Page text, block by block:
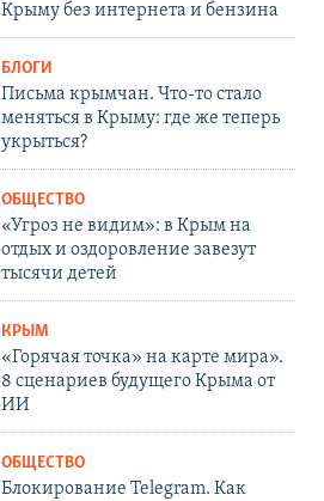
Крыму без интернета и бензина
БЛОГИ
Письма крымчан. Что-то стало
меняться в Крыму: где же теперь
укрыться?
ОБЩЕСТВО
«Угроз не видим»: в Крым на
отдых и оздоровление завезут
тысячи детей
КРЫМ
«Горячая точка» на карте мира».
8 сценариев будущего Крыма от
ИИ
ОБЩЕСТВО
Блокирование Telegram. Как